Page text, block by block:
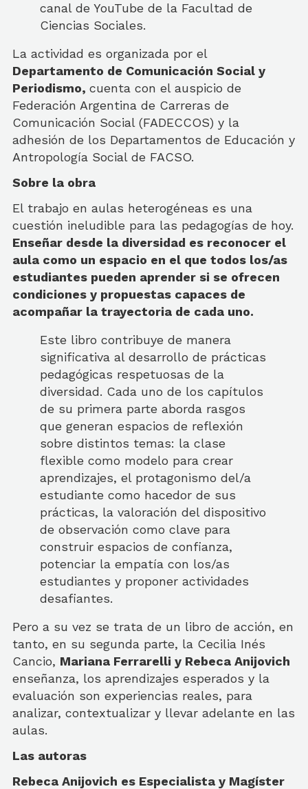
canal de YouTube de la Facultad de
Ciencias Sociales.
La actividad es organizada por el
Departamento de Comunicación Social y
Periodismo, cuenta con el auspicio de
Federación Argentina de Carreras de
Comunicación Social (FADECCOS) y la
adhesión de los Departamentos de Educación y
Antropología Social de FACSO.
Sobre la obra
El trabajo en aulas heterogéneas es una
cuestión ineludible para las pedagogías de hoy.
Enseñar desde la diversidad es reconocer el
aula como un espacio en el que todos los/as
estudiantes pueden aprender si se ofrecen
condiciones y propuestas capaces de
acompañar la trayectoria de cada uno.
Este libro contribuye de manera
significativa al desarrollo de prácticas
pedagógicas respetuosas de la
diversidad. Cada uno de los capítulos
de su primera parte aborda rasgos
que generan espacios de reflexión
sobre distintos temas: la clase
flexible como modelo para crear
aprendizajes, el protagonismo del/a
estudiante como hacedor de sus
prácticas, la valoración del dispositivo
de observación como clave para
construir espacios de confianza,
potenciar la empatía con los/as
estudiantes y proponer actividades
desafiantes.
Pero a su vez se trata de un libro de acción, en
tanto, en su segunda parte, la Cecilia Inés
Cancio, Mariana Ferrarelli y Rebeca Anijovich
enseñanza, los aprendizajes esperados y la
evaluación son experiencias reales, para
analizar, contextualizar y llevar adelante en las
aulas.
Las autoras
Rebeca Anijovich es Especialista y Magíster